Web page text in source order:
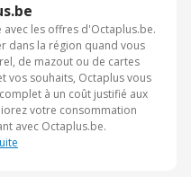
les offres d'Octaplus.be.
dans la région quand vous
de mazout ou de cartes
vos souhaits, Octaplus vous
à un coût justifié aux
votre consommation
avec Octaplus.be.